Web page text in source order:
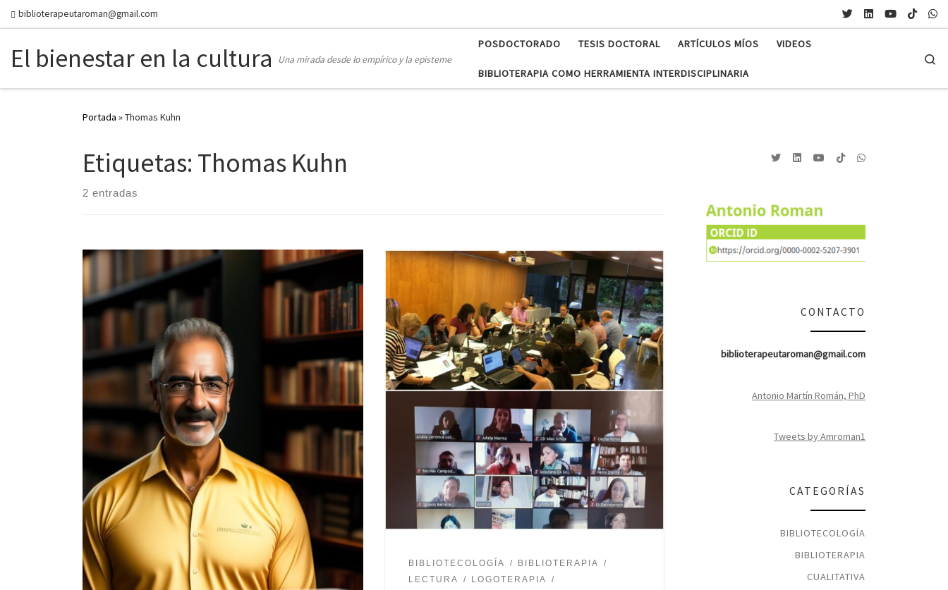
Skip to content
biblioterapeutaroman@gmail.com
El bienestar en la cultura Una mirada desde lo empírico y la episteme
POSDOCTORADO TESIS DOCTORAL ARTÍCULOS MÍOS VIDEOS
BIBLIOTERAPIA COMO HERRAMIENTA INTERDISCIPLINARIA
Portada »Thomas Kuhn
Etiquetas: Thomas Kuhn
2 entradas
BIBLIOTECOLOGÍA
BIBLIOTERAPIA
LECTURA
LOGOTERAPIA
CONTACTO
biblioterapeutaroman@gmail.com
Antonio Martín Román, PhD
Tweets by Amroman1
CATEGORÍAS
BIBLIOTECOLOGÍA
BIBLIOTERAPIA
CUALITATIVA